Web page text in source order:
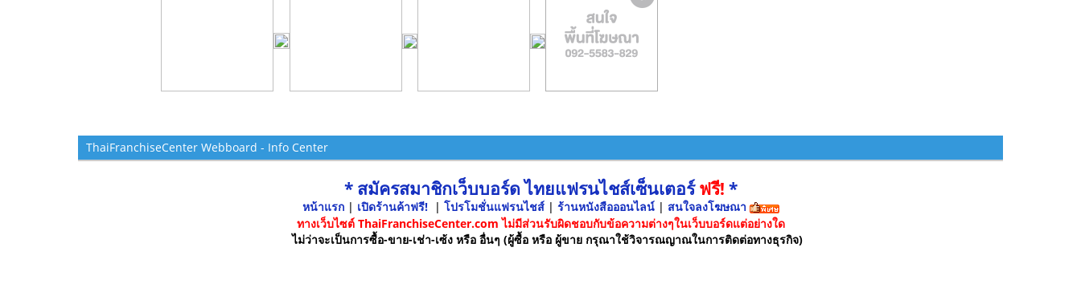
ThaiFranchiseCenter Webboard - Info Center
* สมัครสมาชิกเว็บบอร์ด ไทยแฟรนไชส์เซ็นเตอร์ฟรี! *
หน้าแรก| เปิดร้านค้าฟรี! | โปรโมชั่นแฟรนไชส์ | ร้านหนังสือออนไลน์ | สนใจลงโฆษณา
ทางเว็บไซต์ ThaiFranchiseCenter.com ไม่มีส่วนรับผิดชอบกับข้อความต่างๆในเว็บบอร์ดแต่อย่างใด
ไม่ว่าจะเป็นการซื้อ-ขาย-เช่า-เซ้ง หรือ อื่นๆ (ผู้ซื้อ หรือ ผู้ขาย กรุณาใช้วิจารณญาณในการติดต่อทางธุรกิจ)